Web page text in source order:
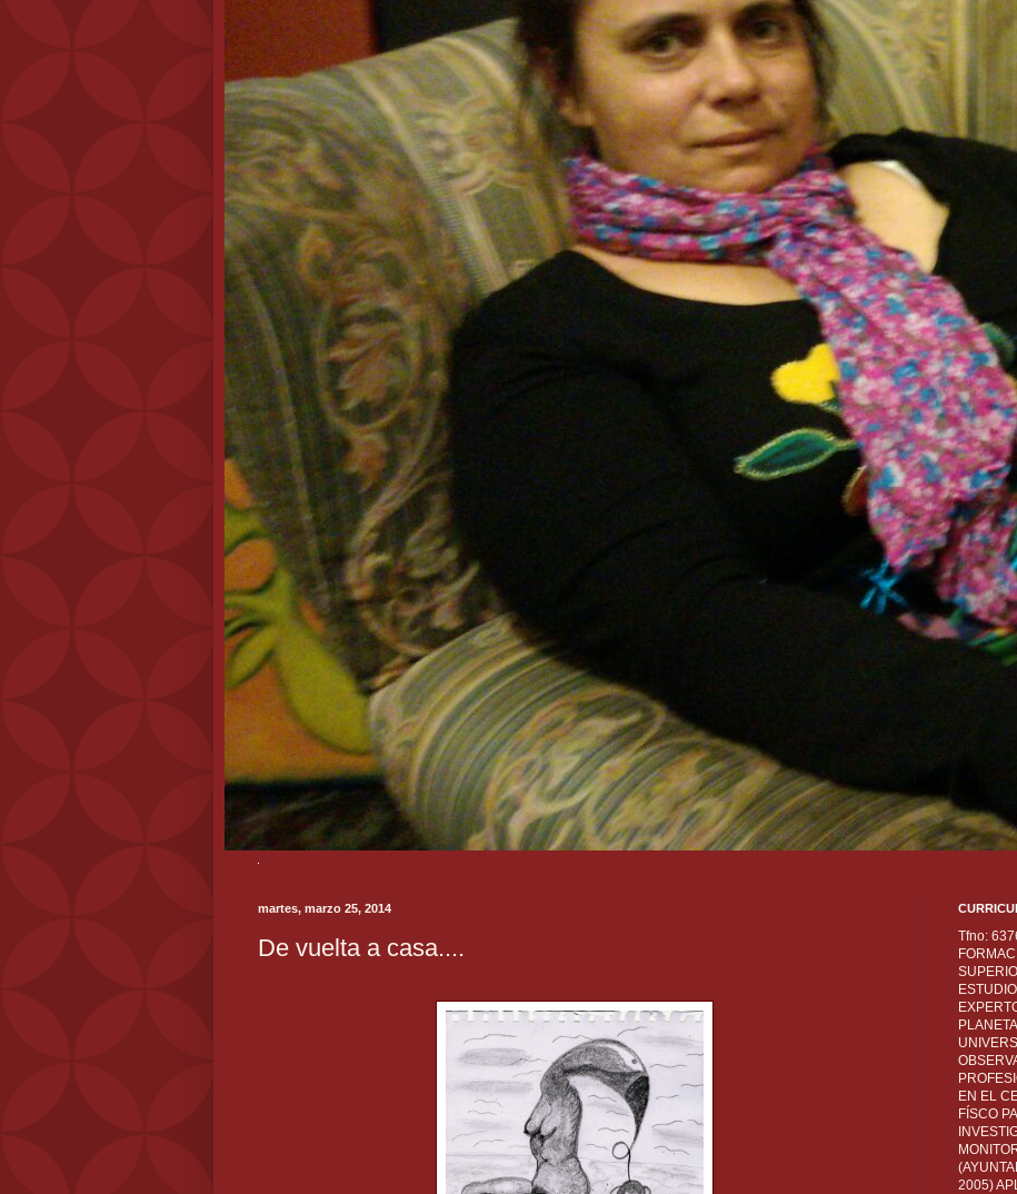
martes, marzo 25, 2014
De vuelta a casa....
Tfno:
EN EL
FÍSCO
2005)